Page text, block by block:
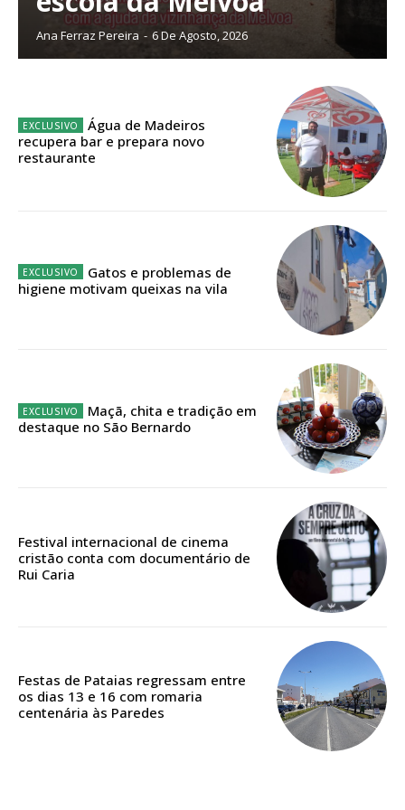
Escolha o plano
ASSINATURA
DIGITAL ANUAL
Escolha o plano
Ana Ferraz Pereira - 6 De Agosto, 2026
Água de Madeiros
recupera bar e prepara novo
restaurante
Gatos e problemas de
higiene motivam queixas na vila
Maçã, chita e tradição em
destaque no São Bernardo
Festival internacional de cinema
cristão conta com documentário de
Rui Caria
Festas de Pataias regressam entre
os dias 13 e 16 com romaria
centenária às Paredes